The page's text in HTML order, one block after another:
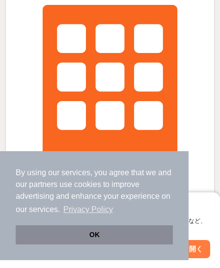
By using our services, you agree that we and
our partners use cookies to improve
advertising and enhance your experience on
our services.
Privacy Policy
OK
アプリに切り替えて、サクサクお部屋探し
会員登録なしですぐ使える。マップ検索やお気に入り保存など、
アプリを開く
川崎駅 歩 分 （東海道線
川崎新町駅 歩
ほか1駅（徒歩20分圏内）
絞り込み条件を変更